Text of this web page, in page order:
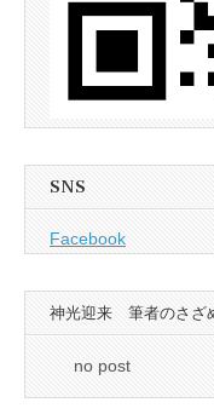
SNS
Facebook
神光迎来 筆者のさざ
no post